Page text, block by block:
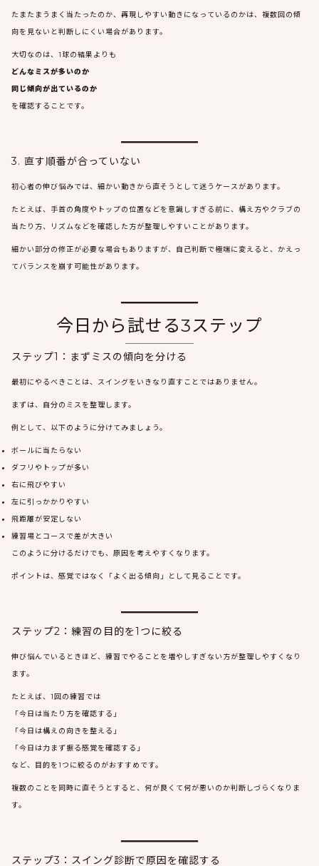
たまたまうまく当たったのか、再現しやすい動きになっているのかは、複数回の傾
向を見ないと判断しにくい場合があります。
大切なのは、1球の結果よりも
どんなミスが多いのか
同じ傾向が出ているのか
を確認することです。
3. 直す順番が合っていない
初心者の伸び悩みでは、細かい動きから直そうとして迷うケースがあります。
たとえば、手首の角度やトップの位置などを意識しすぎる前に、構え方やクラブの
当たり方、リズムなどを確認した方が整理しやすいことがあります。
細かい部分の修正が必要な場合もありますが、自己判断で極端に変えると、かえっ
てバランスを崩す可能性があります。
今日から試せる3ステップ
ステップ1：まずミスの傾向を分ける
最初にやるべきことは、スイングをいきなり直すことではありません。
まずは、自分のミスを整理します。
例として、以下のように分けてみましょう。
ボールに当たらない
ダフリやトップが多い
右に飛びやすい
左に引っかかりやすい
飛距離が安定しない
練習場とコースで差が大きい
このように分けるだけでも、原因を考えやすくなります。
ポイントは、感覚ではなく「よく出る傾向」として見ることです。
ステップ2：練習の目的を1つに絞る
伸び悩んでいるときほど、練習でやることを増やしすぎない方が整理しやすくなり
ます。
たとえば、1回の練習では
「今日は当たり方を確認する」
「今日は構えの向きを整える」
「今日は力まず振る感覚を確認する」
など、目的を1つに絞るのがおすすめです。
複数のことを同時に直そうとすると、何が良くて何が悪いのか判断しづらくなりま
す。
ステップ3：スイング診断で原因を確認する